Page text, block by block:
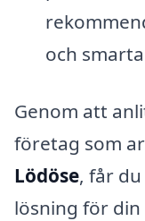
och
Genom att
företag som
Lödöse, får
lösning för